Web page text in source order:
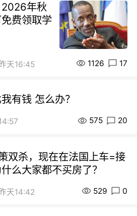
2026年秋
费领取学
昨天16:45 1126 17
有钱 怎么办？
575 20
双杀，现在在法国上车=接
么大家都不买房了？
昨天14:42 529 0